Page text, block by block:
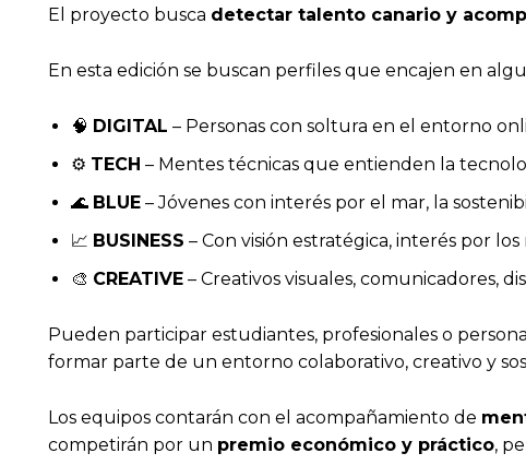
El proyecto busca detectar talento canario y
En esta edición se buscan perfiles que encajen en
🧠 DIGITAL – Personas con soltura en el entorno
⚙️ TECH – Mentes técnicas que entienden la
🌊 BLUE – Jóvenes con interés por el mar, la
📈 BUSINESS – Con visión estratégica, interés por
🎨 CREATIVE – Creativos visuales, comunicadores,
Pueden participar estudiantes, profesionales o
formar parte de un entorno colaborativo, creativo y
Los equipos contarán con el acompañamiento de
competirán por un premio económico y práctico,